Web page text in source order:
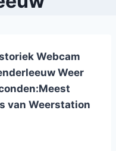
Webcam
Weer
Meest
van Weerstation